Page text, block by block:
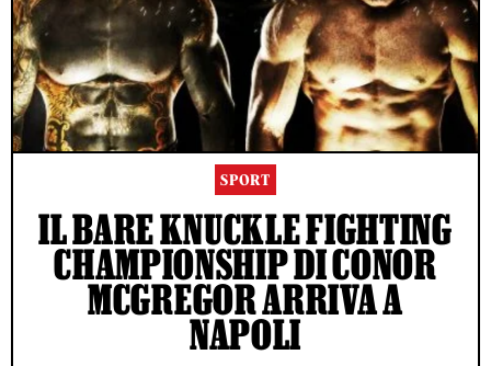
SPORT
IL BARE KNUCKLE FIGHTING
CHAMPIONSHIP DI CONOR
MCGREGOR ARRIVA A
NAPOLI